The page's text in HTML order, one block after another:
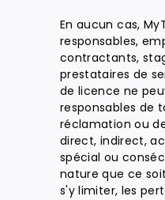
En aucun cas,
responsables,
contractants,
prestataires de
de licence ne
responsables de
réclamation ou
direct, indirect,
spécial ou
nature que ce
s'y limiter, les